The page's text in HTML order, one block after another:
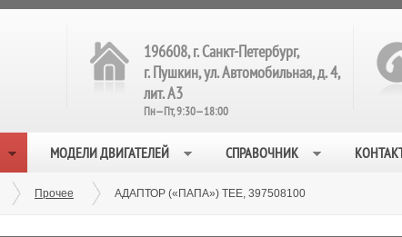
196608, г. Санкт-Петербург,
г. Пушкин, ул. Автомобильная, д. 4,
лит. А3
Пн—Пт, 9:30—18:00
МОДЕЛИ ДВИГАТЕЛЕЙ СПРАВОЧНИК
Прочее АДАПТОР («ПАПА») TEE, 397508100